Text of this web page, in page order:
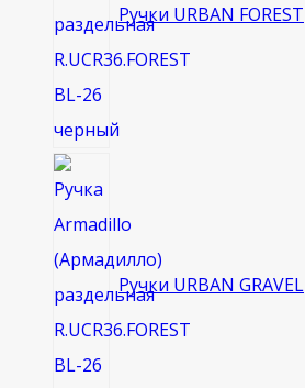
Ручки URBAN FOREST
Ручки URBAN GRAVEL